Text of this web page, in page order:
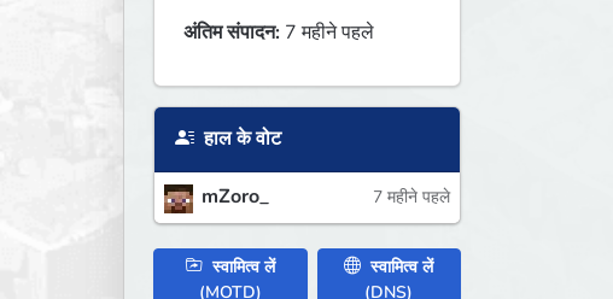
अंतिम संपादन: 7 महीने पहले
हाल के वोट
mZoro_ 7 महीने पहले
स्वामित्व लें
(MOTD)
स्वामित्व लें
(DNS)